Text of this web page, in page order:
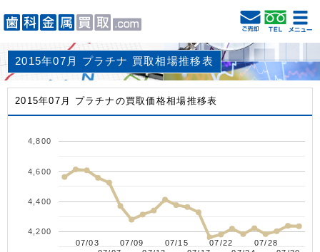
2015年07月 プラチナ 買取相場推移表
2015年07月 プラチナの買取価格相場推移表
07/03
07/03
07/09
07/09
07/15
07/15
07/22
07/22
07/28
07/28
4,200
4,400
4,600
4,800